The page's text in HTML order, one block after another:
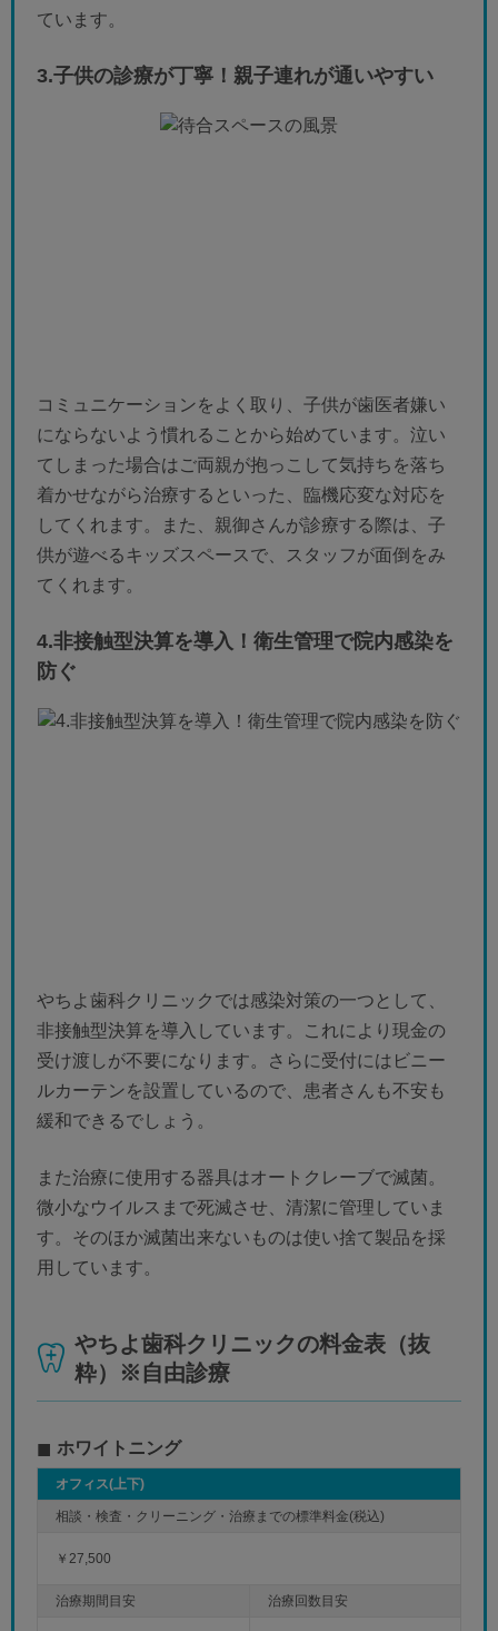
ています。
3.子供の診療が丁寧！親子連れが通いやすい
コミュニケーションをよく取り、子供が歯医者嫌い
にならないよう慣れることから始めています。泣い
てしまった場合はご両親が抱っこして気持ちを落ち
着かせながら治療するといった、臨機応変な対応を
してくれます。また、親御さんが診療する際は、子
供が遊べるキッズスペースで、スタッフが面倒をみ
てくれます。
4.非接触型決算を導入！衛生管理で院内感染を
防ぐ
やちよ歯科クリニックでは感染対策の一つとして、
非接触型決算を導入しています。これにより現金の
受け渡しが不要になります。さらに受付にはビニー
ルカーテンを設置しているので、患者さんも不安も
緩和できるでしょう。
また治療に使用する器具はオートクレーブで滅菌。
微小なウイルスまで死滅させ、清潔に管理していま
す。そのほか滅菌出来ないものは使い捨て製品を採
用しています。
やちよ歯科クリニックの料金表（抜
粋）※自由診療
ホワイトニング
オフィス(上下)
￥27,500